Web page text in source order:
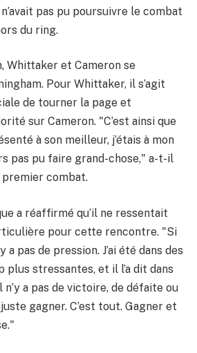
pas pu poursuivre le combat
du ring.
Whittaker et Cameron se
Pour Whittaker, il s’agit
de tourner la page et
sur Cameron. "C’est ainsi que
à son meilleur, j’étais à mon
pas pu faire grand-chose," a-t-il
combat.
a réaffirmé qu’il ne ressentait
pour cette rencontre. "Si
a pas de pression. J’ai été dans des
plus stressantes, et il l’a dit dans
a pas de victoire, de défaite ou
gagner. C’est tout. Gagner et